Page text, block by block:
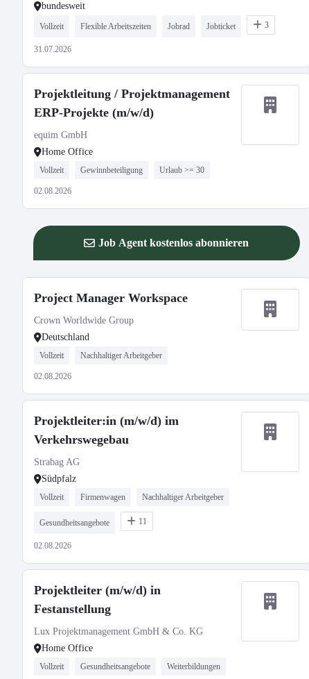
bundesweit
Vollzeit Flexible Arbeitszeiten Jobrad Jobticket 3
31.07.2026
Projektleitung / Projektmanagement
ERP-Projekte (m/w/d)
equim GmbH
Home Office
Vollzeit Gewinnbeteiligung Urlaub >= 30
02.08.2026
Job Agent kostenlos abonnieren
Project Manager Workspace
Crown Worldwide Group
Deutschland
Vollzeit Nachhaltiger Arbeitgeber
02.08.2026
Projektleiter:in (m/w/d) im
Verkehrswegebau
Strabag AG
Südpfalz
Vollzeit Firmenwagen Nachhaltiger Arbeitgeber
Gesundheitsangebote 11
02.08.2026
Projektleiter (m/w/d) in
Festanstellung
Lux Projektmanagement GmbH & Co. KG
Home Office
Vollzeit Gesundheitsangebote Weiterbildungen